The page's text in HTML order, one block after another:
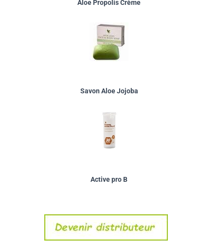
Aloe Propolis Crème
Savon Aloe Jojoba
Active pro B